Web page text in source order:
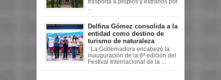
trasporta a propios y extraños por
Delfina Gómez consolida a la
entidad como destino de
turismo de naturaleza
La Gobernadora encabezó la
inauguración de la 6ª edición del
Festival Internacional de la ...